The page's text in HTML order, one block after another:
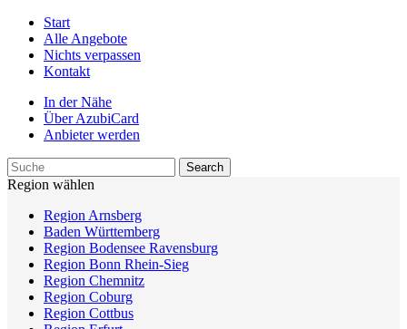
Start
Alle Angebote
Nichts verpassen
Kontakt
In der Nähe
Über AzubiCard
Anbieter werden
Region wählen
Region Arnsberg
Baden Württemberg
Region Bodensee Ravensburg
Region Bonn Rhein-Sieg
Region Chemnitz
Region Coburg
Region Cottbus